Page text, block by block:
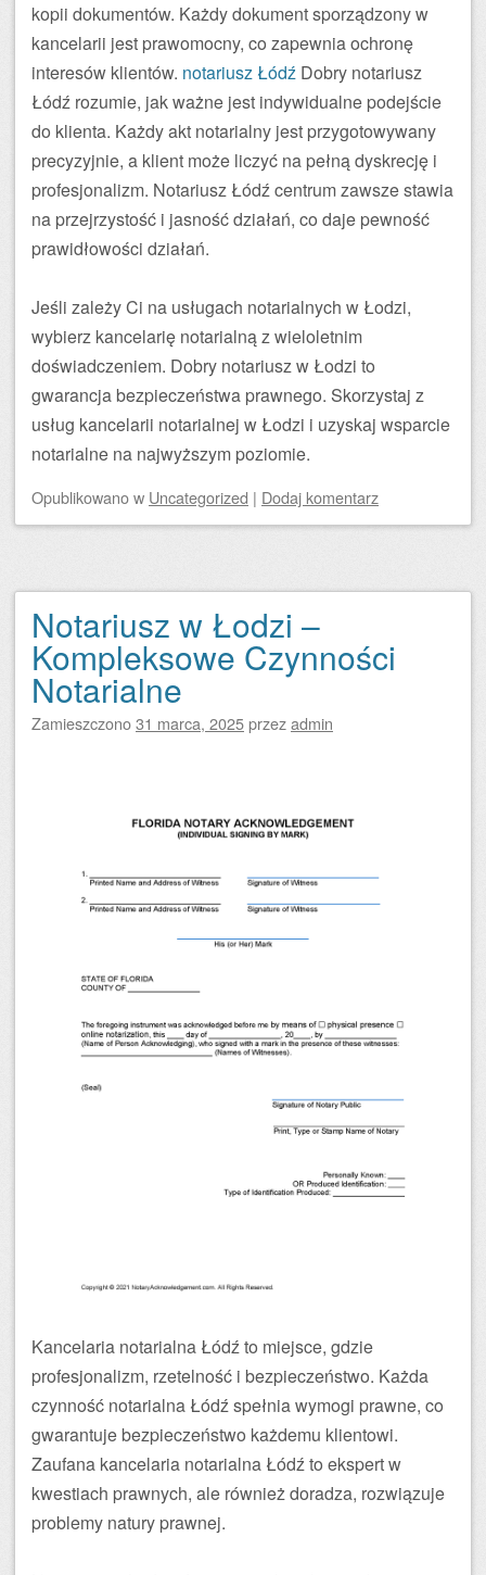
kopii dokumentów. Każdy dokument sporządzony w
kancelarii jest prawomocny, co zapewnia ochronę
interesów klientów. notariusz Łódź Dobry notariusz
Łódź rozumie, jak ważne jest indywidualne podejście
do klienta. Każdy akt notarialny jest przygotowywany
precyzyjnie, a klient może liczyć na pełną dyskrecję i
profesjonalizm. Notariusz Łódź centrum zawsze stawia
na przejrzystość i jasność działań, co daje pewność
prawidłowości działań.
Jeśli zależy Ci na usługach notarialnych w Łodzi,
wybierz kancelarię notarialną z wieloletnim
doświadczeniem. Dobry notariusz w Łodzi to
gwarancja bezpieczeństwa prawnego. Skorzystaj z
usług kancelarii notarialnej w Łodzi i uzyskaj wsparcie
notarialne na najwyższym poziomie.
Opublikowanow Uncategorized | Dodaj komentarz
Notariusz w Łodzi –
Kompleksowe Czynności
Notarialne
Zamieszczono31 marca, 2025przezadmin
Kancelaria notarialna Łódź to miejsce, gdzie
profesjonalizm, rzetelność i bezpieczeństwo. Każda
czynność notarialna Łódź spełnia wymogi prawne, co
gwarantuje bezpieczeństwo każdemu klientowi.
Zaufana kancelaria notarialna Łódź to ekspert w
kwestiach prawnych, ale również doradza, rozwiązuje
problemy natury prawnej.